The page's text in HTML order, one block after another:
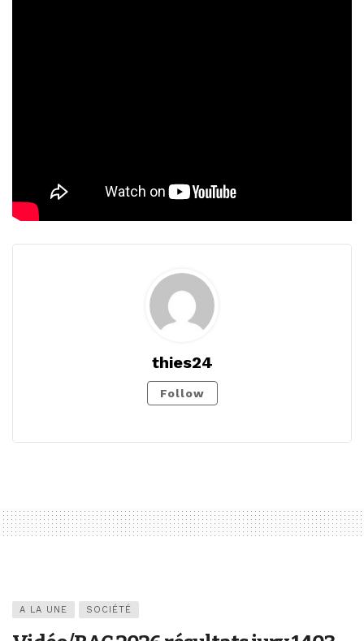
thies24
Follow
A LA UNE SOCIÉTÉ